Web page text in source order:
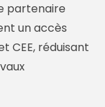
partenaire
un accès
CEE, réduisant